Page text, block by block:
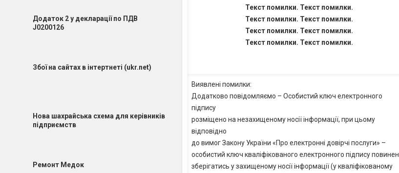
Текст помилки. Текст помилки.
Текст помилки. Текст помилки.
Текст помилки. Текст помилки.
Текст помилки. Текст помилки.
Виявлені помилки:
Додатково повідомляємо – Особистий ключ електронного
підпису
розміщено на незахищеному носії інформації, при цьому
відповідно
до вимог Закону України «Про електронні довірчі послуги» –
особистий ключ кваліфікованого електронного підпису повинен
зберігатись у захищеному носії інформації (у кваліфікованому
Додаток 2 у декларації по ПДВ
J0200126
Збої на сайтах в інтертнеті (ukr.net)
Нова шахрайська схема для керівників
підприємств
Ремонт Медок